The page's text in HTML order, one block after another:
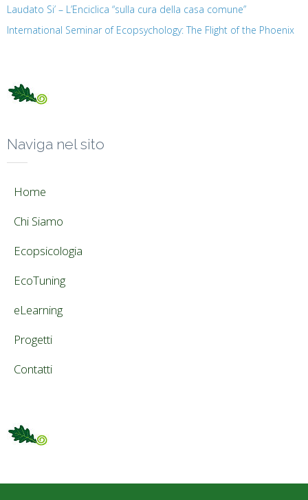
Laudato Si’ – L’Enciclica “sulla cura della casa comune”
International Seminar of Ecopsychology: The Flight of the Phoenix
Naviga nel sito
Home
Chi Siamo
Ecopsicologia
EcoTuning
eLearning
Progetti
Contatti